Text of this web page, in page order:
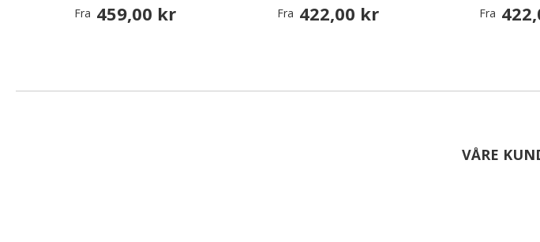
Fra 459,00 kr Fra 422,00 kr Fra
VÅRE